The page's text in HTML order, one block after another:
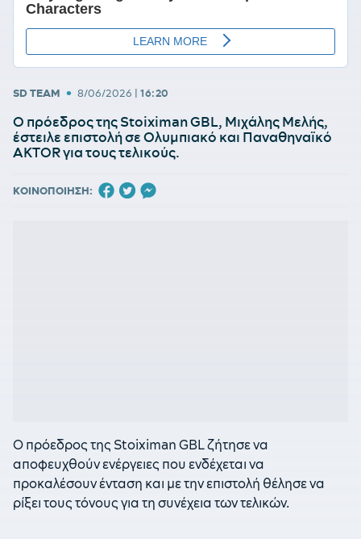
SD TEAM • 8/06/2026 | 16:20
Ο πρόεδρος της Stoiximan GBL, Μιχάλης Μελής,
έστειλε επιστολή σε Ολυμπιακό και Παναθηναϊκό
AKTOR για τους τελικούς.
ΚΟΙΝΟΠΟΙΗΣΗ:
Ο πρόεδρος της Stoiximan GBL ζήτησε να
αποφευχθούν ενέργειες που ενδέχεται να
προκαλέσουν ένταση και με την επιστολή θέλησε να
ρίξει τους τόνους για τη συνέχεια των τελικών.